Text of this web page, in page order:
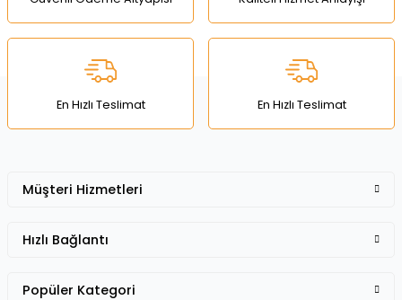
Ürün açıklamasında eksik bilgiler bulunuyor.
Ürün fiyatı diğer sitelerden daha pahalı.
Bu ürüne benzer farklı alternatifler olmalı.
Deneyimini Paylaş
En Hızlı Teslimat En Hızlı Teslimat
Müşteri Hizmetleri
Hızlı Bağlantı
Popüler Kategori